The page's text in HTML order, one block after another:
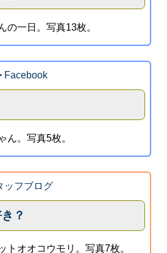
一日。写真13枚。
Facebook
ん。写真5枚。
ッフブログ
？
オオコウモリ。写真7枚。